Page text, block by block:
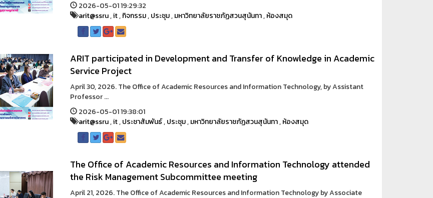
2026-05-01 19:29:32
arit@ssru,it,กิจกรรม,ประชุม,มหาวิทยาลัยราชภัฏสวนสุนันทา,ห้องสมุด
ARIT participated in Development and Transfer of Knowledge in Academic
Service Project
April 30, 2026. The Office of Academic Resources and Information Technology, by Assistant
Professor ...
2026-05-01 19:38:01
arit@ssru,it,ประชาสัมพันธ์,ประชุม,มหาวิทยาลัยราชภัฏสวนสุนันทา,ห้องสมุด
The Office of Academic Resources and Information Technology attended
the Risk Management Subcommittee meeting
April 21, 2026. The Office of Academic Resources and Information Technology by Associate